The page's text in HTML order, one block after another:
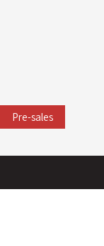
Pre-sales